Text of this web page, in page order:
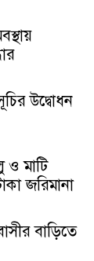
উদ্বোধন
ও মাটি
জরিমানা
বাড়িতে